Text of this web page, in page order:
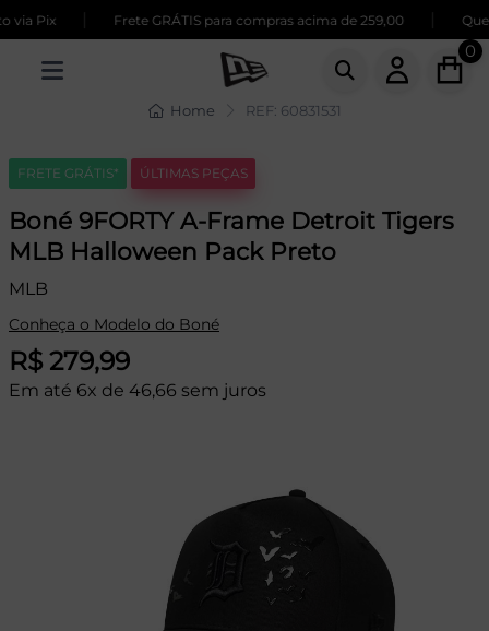
Pix Frete GRÁTIS para compras acima de 259,00 Quer
0
Home REF: 60831531
FRETE GRÁTIS* ÚLTIMAS PEÇAS
Boné 9FORTY A-Frame Detroit Tigers
MLB Halloween Pack Preto
MLB
Conheça o Modelo do Boné
R$ 279,99
Em até 6x de 46,66 sem juros